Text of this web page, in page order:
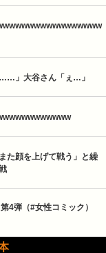
……」大谷さん「ぇ…」
た顔を上げて戦う」と繰
4弾（#女性コミック）